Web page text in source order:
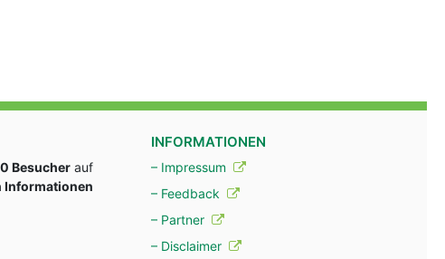
Besucher auf
Informationen
INFORMATIONEN
– Impressum
– Feedback
– Partner
– Disclaimer